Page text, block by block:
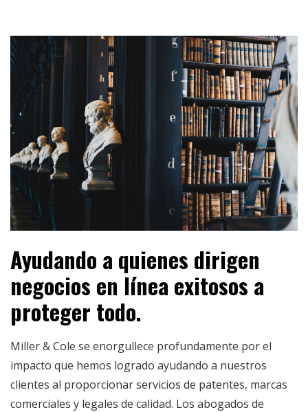
Ayudando a quienes dirigen
negocios en línea exitosos a
proteger todo.
Miller & Cole se enorgullece profundamente por el
impacto que hemos logrado ayudando a nuestros
clientes al proporcionar servicios de patentes, marcas
comerciales y legales de calidad. Los abogados de